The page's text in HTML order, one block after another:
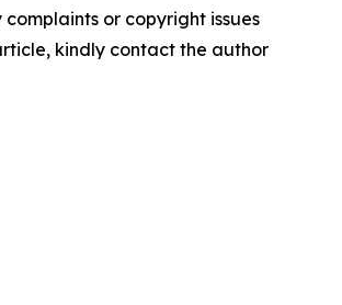
or copyright issues
kindly contact the author